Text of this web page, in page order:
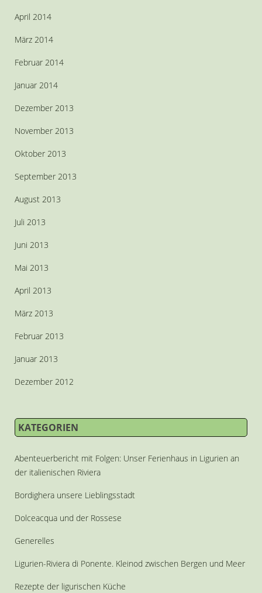
April 2014
März 2014
Februar 2014
Januar 2014
Dezember 2013
November 2013
Oktober 2013
September 2013
August 2013
Juli 2013
Juni 2013
Mai 2013
April 2013
März 2013
Februar 2013
Januar 2013
Dezember 2012
KATEGORIEN
Abenteuerbericht mit Folgen: Unser Ferienhaus in Ligurien an
der italienischen Riviera
Bordighera unsere Lieblingsstadt
Dolceacqua und der Rossese
Generelles
Ligurien-Riviera di Ponente. Kleinod zwischen Bergen und Meer
Rezepte der ligurischen Küche